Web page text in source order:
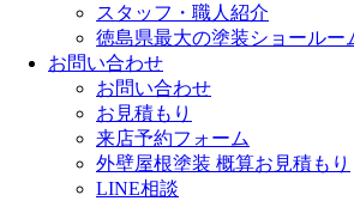
スタッフ・職人紹介
徳島県最大の塗装ショールー
お問い合わせ
お問い合わせ
お見積もり
来店予約フォーム
外壁屋根塗装 概算お見積もり
LINE相談